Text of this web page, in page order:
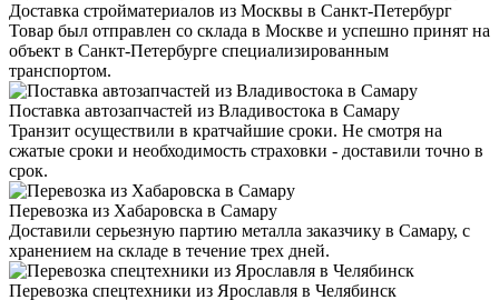
Доставка стройматериалов из Москвы в Санкт-Петербург
Товар был отправлен со склада в Москве и успешно принят на
объект в Санкт-Петербурге специализированным
транспортом.
Поставка автозапчастей из Владивостока в Самару
Транзит осуществили в кратчайшие сроки. Не смотря на
сжатые сроки и необходимость страховки - доставили точно в
срок.
Перевозка из Хабаровска в Самару
Доставили серьезную партию металла заказчику в Самару, с
хранением на складе в течение трех дней.
Перевозка спецтехники из Ярославля в Челябинск